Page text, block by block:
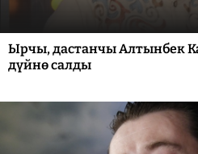
Ырчы, дастанчы Алтынбек
дүйнө салды